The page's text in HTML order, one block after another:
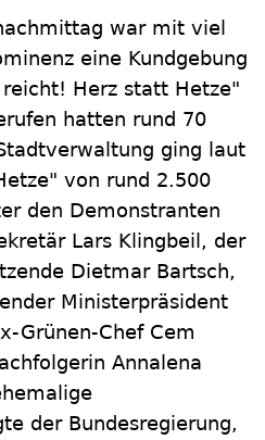
war mit viel
eine Kundgebung
Herz statt Hetze"
hatten rund 70
ging laut
von rund 2.500
den Demonstranten
Lars Klingbeil, der
Dietmar Bartsch,
Ministerpräsident
Grünen-Chef Cem
Annalena
der Bundesregierung,